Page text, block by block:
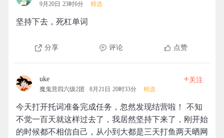
9月20日 23时6分 精选
坚持下去，死杠单词
分享 评论 点赞
uke
魔鬼营四六级2团 8月21日 20时33分 精选
+关注
今天打开托词准备完成任务，忽然发现结营啦！ 不知
不觉一百天就这样过去了，我居然坚持下来了，刚开始
的时候都不相信自己，从小到大都是三天打鱼两天晒网